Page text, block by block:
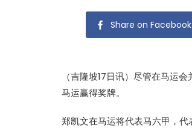
Share on Facebook
（吉隆坡17日讯）尽管在马运
马运赢得奖牌。
郑凯文在马运将代表马六甲，代